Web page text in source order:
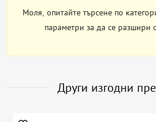
Моля, опитайте търсене по
параметри за да се разшири
Други изгодни